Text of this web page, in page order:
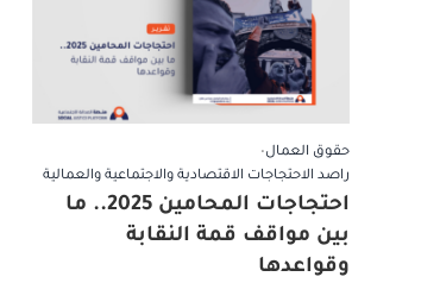
حقوق العمال•
راصد الاحتجاجات الاقتصادية والاجتماعية والعمالية
احتجاجات المحامين 2025.. ما
بين مواقف قمة النقابة
وقواعدها